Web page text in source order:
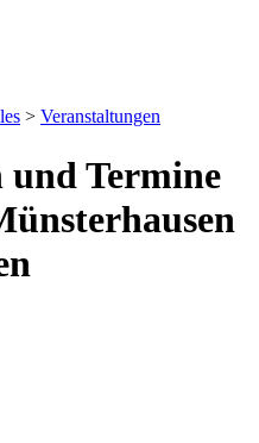
> Veranstaltungen
und Termine